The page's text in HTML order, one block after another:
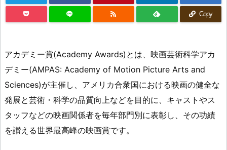
Copy
アカデミー賞(Academy Awards)とは、映画芸術科学アカ
デミー(AMPAS: Academy of Motion Picture Arts and
Sciences)が主催し、アメリカ合衆国における映画の健全な
発展と芸術・科学の品質向上などを目的に、キャストやス
タッフなどの映画関係者を毎年部門別に表彰し、その功績
を讃える世界最高峰の映画賞です。